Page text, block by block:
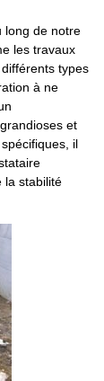
long de notre
les travaux
types
à ne
et
il
la stabilité